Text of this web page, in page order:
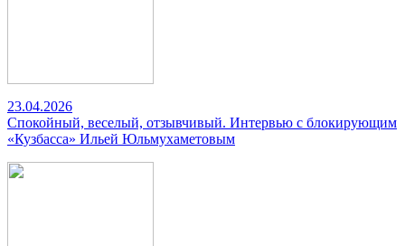
23.04.2026
Спокойный, веселый, отзывчивый. Интервью с блокирующим
«Кузбасса» Ильей Юльмухаметовым